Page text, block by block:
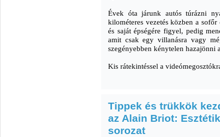
Évek óta járunk autós túrázni
kilométeres vezetés közben a
és saját épségére figyel, pedig
amit csak egy villanásra vagy
szegényebben kénytelen hazajönni
Kis rátekintéssel a
Tippek és trükkök
az Alain Briot:
sorozat